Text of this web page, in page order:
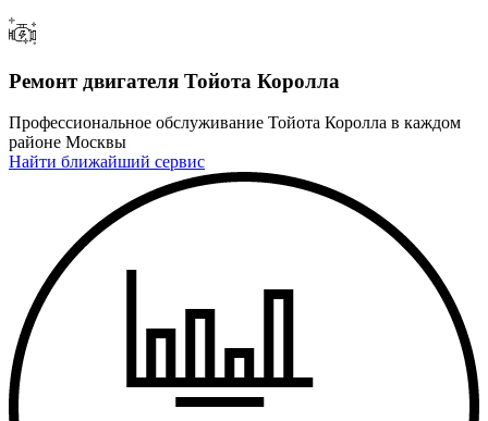
Ремонт двигателя Тойота Королла
Профессиональное обслуживание Тойота Королла в каждом
районе Москвы
Найти ближайший сервис